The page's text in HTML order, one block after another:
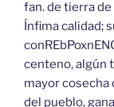
fan. de tierra
Ínfima calidad;
centeno, algún
mayor cosecha
del pueblo,